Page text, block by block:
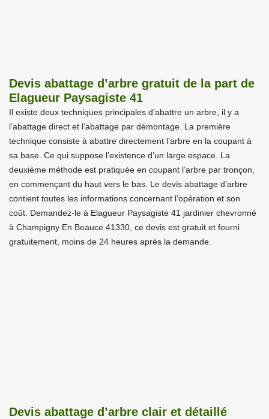
Devis abattage d’arbre gratuit de la part de
Elagueur Paysagiste 41
Il existe deux techniques principales d’abattre un arbre, il y a
l’abattage direct et l’abattage par démontage. La première
technique consiste à abattre directement l’arbre en la coupant à
sa base. Ce qui suppose l’existence d’un large espace. La
deuxième méthode est pratiquée en coupant l’arbre par tronçon,
en commençant du haut vers le bas. Le devis abattage d’arbre
contient toutes les informations concernant l’opération et son
coût. Demandez-le à Elagueur Paysagiste 41 jardinier chevronné
à Champigny En Beauce 41330, ce devis est gratuit et fourni
gratuitement, moins de 24 heures après la demande.
Devis abattage d’arbre clair et détaillé